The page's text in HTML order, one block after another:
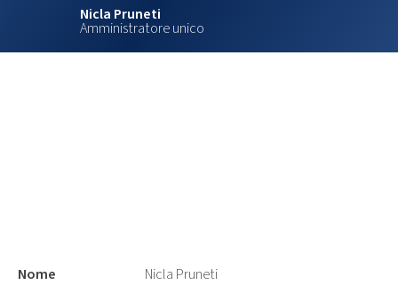
Nicla Pruneti
Amministratore unico
Nome Nicla Pruneti